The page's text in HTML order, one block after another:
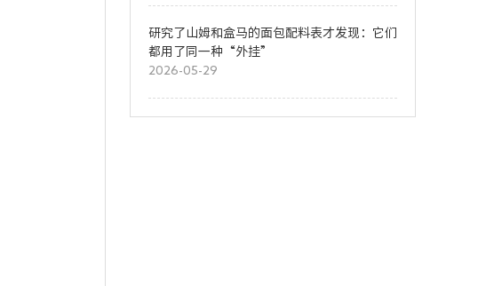
研究了山姆和盒马的面包配料表才发现：它们
都用了同一种“外挂”
2026-05-29